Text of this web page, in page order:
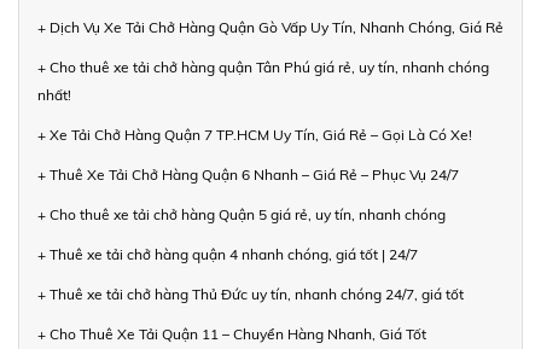
+ Dịch Vụ Xe Tải Chở Hàng Quận Gò Vấp Uy Tín, Nhanh Chóng, Giá Rẻ
+ Cho thuê xe tải chở hàng quận Tân Phú giá rẻ, uy tín, nhanh chóng
nhất!
+ Xe Tải Chở Hàng Quận 7 TP.HCM Uy Tín, Giá Rẻ – Gọi Là Có Xe!
+ Thuê Xe Tải Chở Hàng Quận 6 Nhanh – Giá Rẻ – Phục Vụ 24/7
+ Cho thuê xe tải chở hàng Quận 5 giá rẻ, uy tín, nhanh chóng
+ Thuê xe tải chở hàng quận 4 nhanh chóng, giá tốt | 24/7
+ Thuê xe tải chở hàng Thủ Đức uy tín, nhanh chóng 24/7, giá tốt
+ Cho Thuê Xe Tải Quận 11 – Chuyển Hàng Nhanh, Giá Tốt